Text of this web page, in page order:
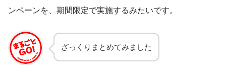
ンペーンを、期間限定で実施するみたいです。
ざっくりまとめてみました